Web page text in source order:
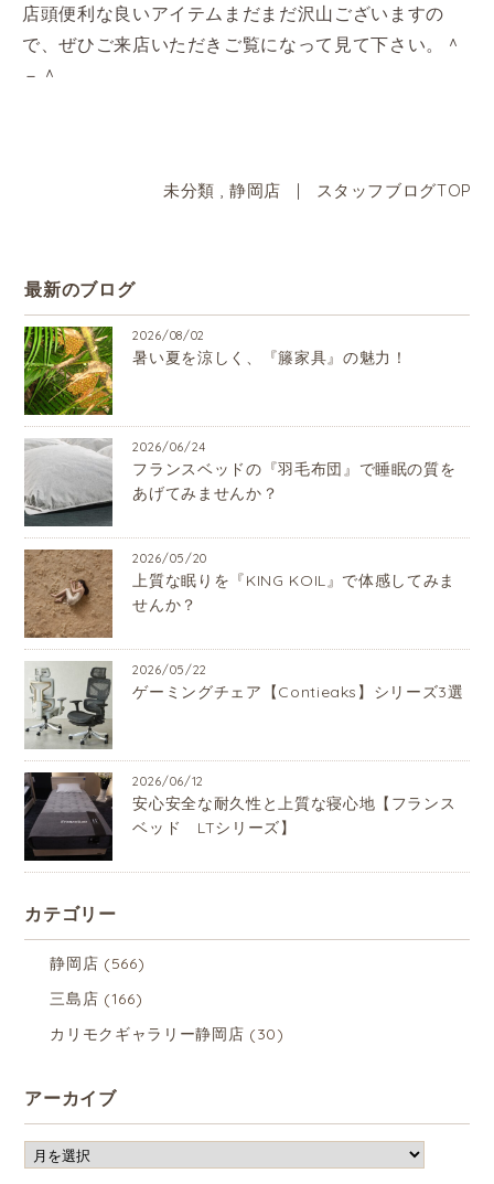
店頭便利な良いアイテムまだまだ沢山ございますの
で、ぜひご来店いただきご覧になって見て下さい。＾
－＾
未分類 静岡店 | スタッフブログTOP
最新のブログ
2026/08/02
暑い夏を涼しく、『籐家具』の魅力！
2026/06/24
フランスベッドの『羽毛布団』で睡眠の質を
あげてみませんか？
2026/05/20
上質な眠りを『KING KOIL』で体感してみま
せんか？
2026/05/22
ゲーミングチェア【Contieaks】シリーズ3選
2026/06/12
安心安全な耐久性と上質な寝心地【フランス
ベッド LTシリーズ】
カテゴリー
静岡店 (566)
三島店 (166)
カリモクギャラリー静岡店 (30)
アーカイブ